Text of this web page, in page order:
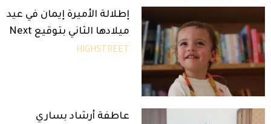
إطلالة الأميرة إيمان في عيد
ميلادها الثاني بتوقيع Next
HIGHSTREET
عاطفة أرشاد بساري